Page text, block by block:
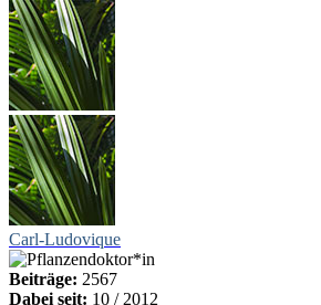
Carl-Ludovique
Beiträge: 2567
Dabei seit: 10 / 2012